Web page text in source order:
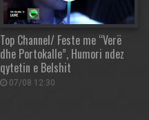
Top Channel/ Feste me “Verë
dhe Portokalle”, Humori ndez
qytetin e Belshit
07/08 12:30